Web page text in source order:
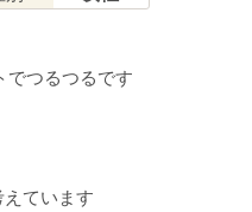
でつるつるです
ています